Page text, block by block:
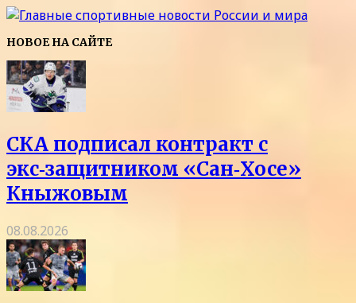
НОВОЕ НА САЙТЕ
СКА подписал контракт с
экс‑защитником «Сан‑Хосе»
Кныжовым
08.08.2026